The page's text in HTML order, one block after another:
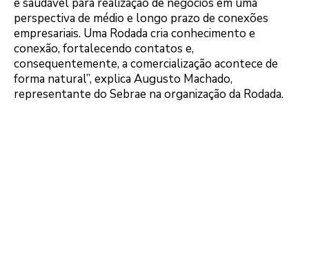
e saudável para realização de negócios em uma
perspectiva de médio e longo prazo de conexões
empresariais. Uma Rodada cria conhecimento e
conexão, fortalecendo contatos e,
consequentemente, a comercialização acontece de
forma natural”, explica Augusto Machado,
representante do Sebrae na organização da Rodada.